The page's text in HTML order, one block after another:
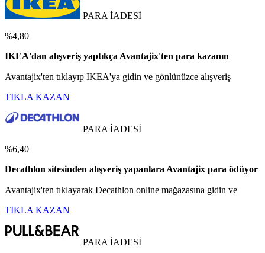
PARA İADESİ
%4,80
IKEA'dan alışveriş yaptıkça Avantajix'ten para kazanın
Avantajix'ten tıklayıp IKEA'ya gidin ve gönlünüzce alışveriş
TIKLA KAZAN
PARA İADESİ
%6,40
Decathlon sitesinden alışveriş yapanlara Avantajix para ödüyor
Avantajix'ten tıklayarak Decathlon online mağazasına gidin ve
TIKLA KAZAN
PARA İADESİ